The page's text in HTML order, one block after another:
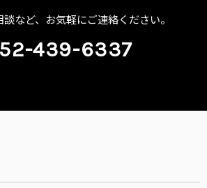
など、お気軽にご連絡ください。
439-6337